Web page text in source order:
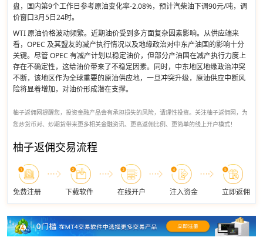
盘，国内第9个工作日参考原油变化率-2.08%，预计汽柴油下调90元/吨，调
价窗口3月5日24时。
WTI 原油价格波动频繁。近期油价受到多方面复杂因素影响。从供应端来
看，OPEC 及其盟友的减产执行情况以及地缘政治对中东产油国的影响十分
关键。尽管 OPEC 有减产计划以稳定油价，但部分产油国在减产执行力度上
存在不确定性，这给油价带来了不稳定因素。同时，中东地区地缘政治冲突
不断，该地区作为全球重要的原油供应地，一旦冲突升级，原油供应中断风
险将显着增加，对油价形成潜在支撑。
柚子返佣网提醒您，投资金融产品会有承担损失的风险，请理性投资。关注柚子返佣网，为
您炒货币对、炒期货带来更多相关金融资讯、更高返佣比例、更简单的线上开户模式！
柚子返佣交易流程
免费注册 下载软件 在线开户 注入资金 立即返佣